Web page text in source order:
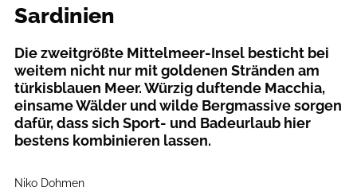
Sardinien
Die zweitgrößte Mittelmeer-Insel besticht bei
weitem nicht nur mit goldenen Stränden am
türkisblauen Meer. Würzig duftende Macchia,
einsame Wälder und wilde Bergmassive sorgen
dafür, dass sich Sport- und Badeurlaub hier
bestens kombinieren lassen.
Niko Dohmen